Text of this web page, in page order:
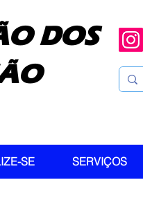
DOS
SE SERVIÇOS